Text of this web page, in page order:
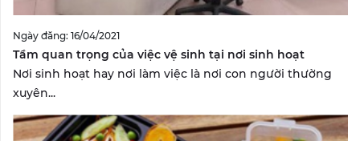
Ngày đăng: 16/04/2021
Tầm quan trọng của việc vệ sinh tại nơi sinh hoạt
Nơi sinh hoạt hay nơi làm việc là nơi con người thường
xuyên...